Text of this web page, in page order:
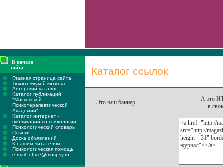
В начало
сайта
Главная страница сайта
Тематический каталог
Авторский каталог
Каталог публикаций
"Московской
Психотерапевтической
Академии"
Каталог интернет -
публикаций по психологии
Психологический словарь
Ссылки
Доска объявлений
К нашим читателям
Психологическая помощь
e-mail: office@mospsy.ru
Каталог ссылок
Это наш баннер
А это
в